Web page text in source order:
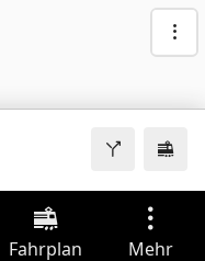
Fahrplan Mehr